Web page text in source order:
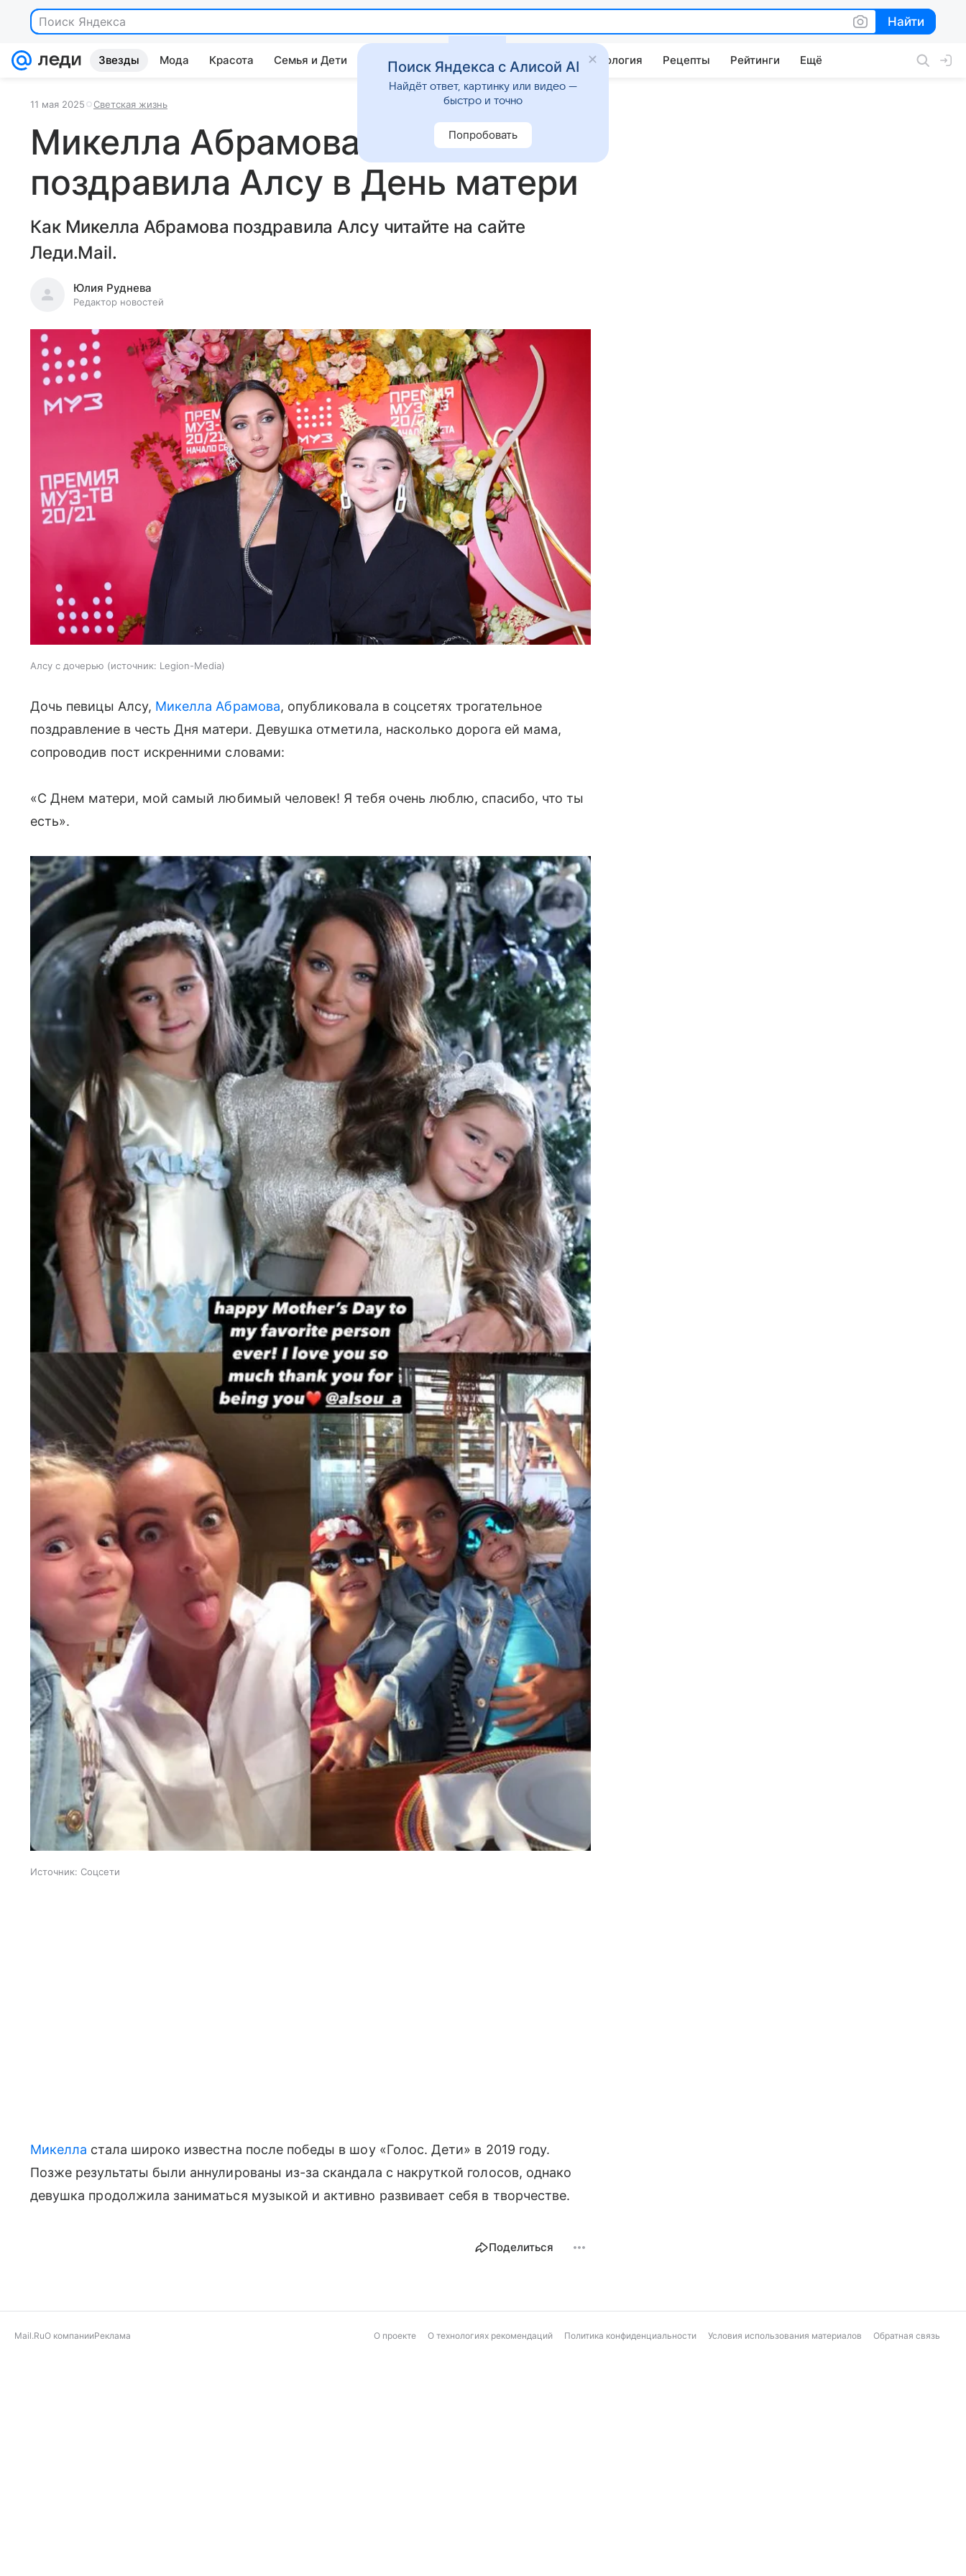
Поиск Яндекса Найти
Найти
Звезды Мода Красота Семья и Дети Дом Гороскопы Стиль жизни Психология Рецепты Рейтинги Ещё
11 мая 2025 Светская жизнь
Микелла Абрамова трогательно
поздравила Алсу в День матери
Как Микелла Абрамова поздравила Алсу читайте на сайте
Леди.Mail.
Юлия Руднева
Редактор новостей
Алсу с дочерью источник: Legion-Media
Дочь певицы Алсу, Микелла Абрамова, опубликовала в соцсетях трогательное
поздравление в честь Дня матери. Девушка отметила, насколько дорога ей мама,
сопроводив пост искренними словами:
«С Днем матери, мой самый любимый человек! Я тебя очень люблю, спасибо, что ты
есть».
Источник: Соцсети
Микелла стала широко известна после победы в шоу «Голос. Дети» в 2019 году.
Позже результаты были аннулированы из-за скандала с накруткой голосов, однако
девушка продолжила заниматься музыкой и активно развивает себя в творчестве.
Поделиться
Mail.RuО компанииРеклама О проекте О технологиях рекомендаций Политика конфиденциальности Условия использования материалов Обратная связь
Поиск Яндекса с Алисой AI
Найдёт ответ, картинку или видео —
быстро и точно
Попробовать